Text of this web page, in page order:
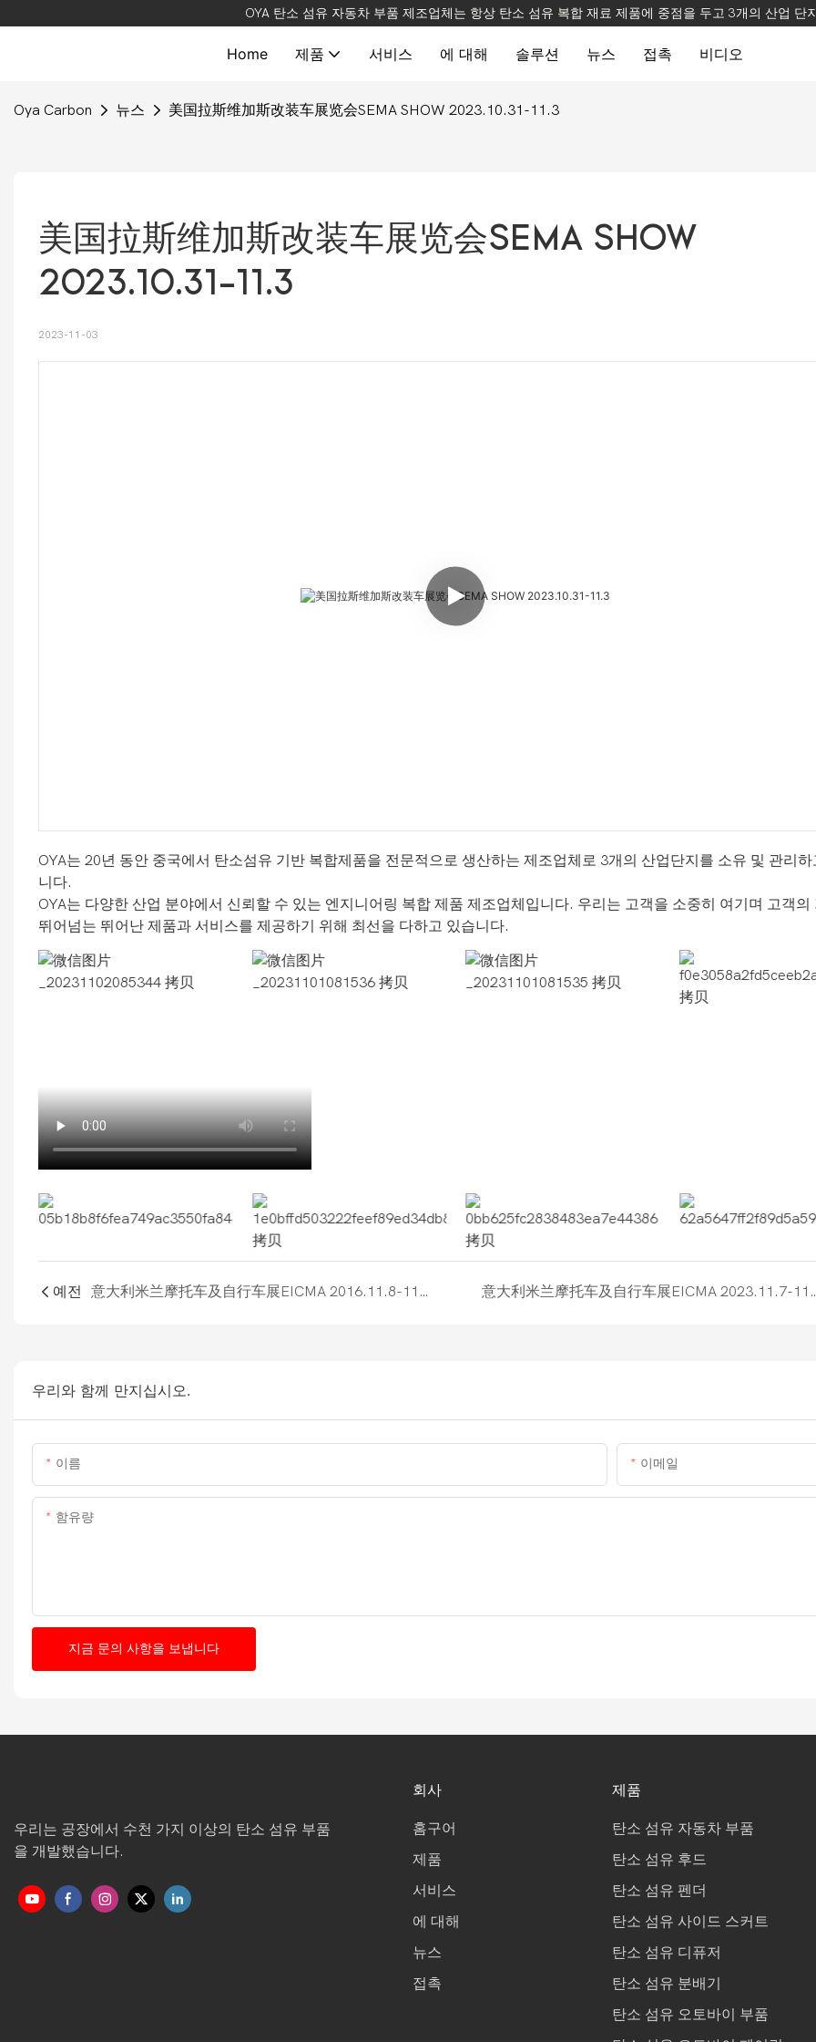
OYA 탄소 섬유 자동차 부품 제조업체는 항상 탄소 섬유 복합 재료 제품에 중점을 두고 3개의 산업 단
Home 제품 서비스 에 대해 솔루션 뉴스 접촉 비디오
Oya Carbon 뉴스 美国拉斯维加斯改装车展览会SEMA SHOW 2023.10.31-11.3
美国拉斯维加斯改装车展览会SEMA SHOW
2023.10.31-11.3
2023-11-03
OYA는 20년 동안 중국에서 탄소섬유 기반 복합제품을 전문적으로 생산하는 제조업체로 3개의 산업단지를 소유 및 관리하
니다.
OYA는 다양한 산업 분야에서 신뢰할 수 있는 엔지니어링 복합 제품 제조업체입니다. 우리는 고객을 소중히 여기며 고객의
뛰어넘는 뛰어난 제품과 서비스를 제공하기 위해 최선을 다하고 있습니다.
예전 意大利米兰摩托车及自行车展EICMA 2016.11.8-11.13 意大利米兰摩托车及自
우리와 함께 만지십시오.
이름 이메일
함유량
지금 문의 사항을 보냅니다
우리는 공장에서 수천 가지 이상의 탄소 섬유 부품
을 개발했습니다.
회사
홈구어
제품
서비스
에 대해
뉴스
접촉
제품
탄소 섬유 자동차 부품
탄소 섬유 후드
탄소 섬유 펜더
탄소 섬유 사이드 스커트
탄소 섬유 디퓨저
탄소 섬유 분배기
탄소 섬유 오토바이 부품